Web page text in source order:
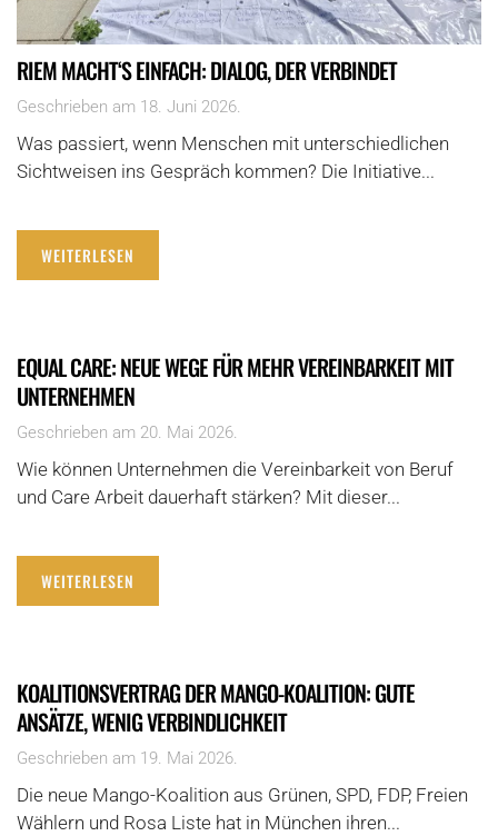
RIEM MACHT‘S EINFACH: DIALOG, DER VERBINDET
Geschrieben am 18. Juni 2026.
Was passiert, wenn Menschen mit unterschiedlichen
Sichtweisen ins Gespräch kommen? Die Initiative...
WEITERLESEN
EQUAL CARE: NEUE WEGE FÜR MEHR VEREINBARKEIT MIT
UNTERNEHMEN
Geschrieben am 20. Mai 2026.
Wie können Unternehmen die Vereinbarkeit von Beruf
und Care Arbeit dauerhaft stärken? Mit dieser...
WEITERLESEN
KOALITIONSVERTRAG DER MANGO-KOALITION: GUTE
ANSÄTZE, WENIG VERBINDLICHKEIT
Geschrieben am 19. Mai 2026.
Die neue Mango-Koalition aus Grünen, SPD, FDP, Freien
Wählern und Rosa Liste hat in München ihren...